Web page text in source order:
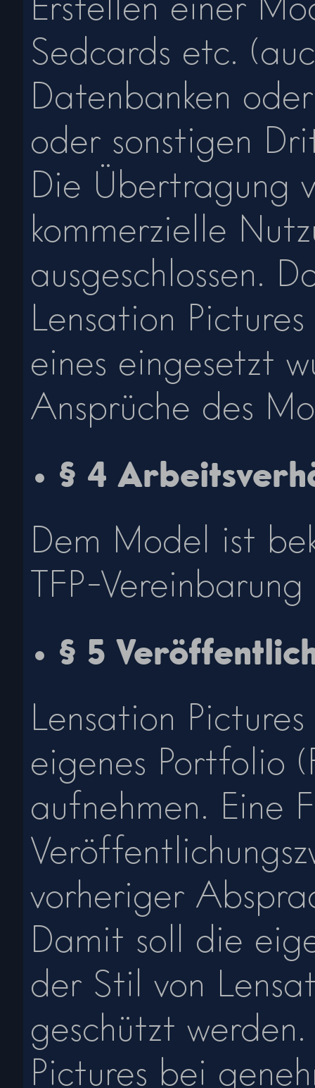
Erstellen einer
Sedcards etc.
Datenbanken
oder sonstigen
Die Übertragung
kommerzielle
ausgeschlossen.
Lensation
eines eingesetzt
Ansprüche des
§ 4
Dem Model ist
TFP-
§ 5
Lensation
eigenes Portfolio
aufnehmen. Eine
vorheriger
Damit soll die
der Stil von
geschützt
Pictures bei